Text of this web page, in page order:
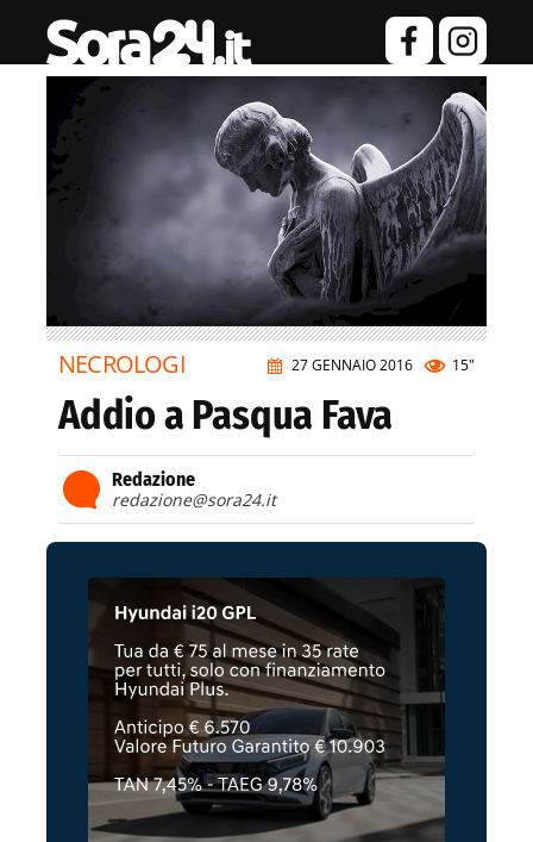
27 GENNAIO 2016 15"
NECROLOGI
Addio a Pasqua Fava
Redazione
redazione@sora24.it